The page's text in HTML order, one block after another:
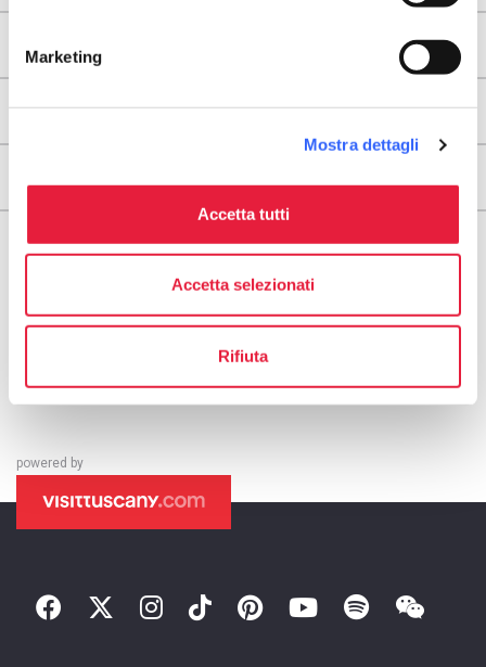
Marketing
Mostra dettagli
Accetta tutti
Accetta selezionati
Rifiuta
Tappe
Info utili
powered by